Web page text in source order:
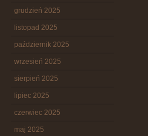
grudzień 2025
listopad 2025
październik 2025
wrzesień 2025
sierpień 2025
lipiec 2025
czerwiec 2025
maj 2025